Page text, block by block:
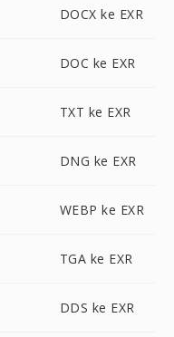
DOCX ke EXR
DOC ke EXR
TXT ke EXR
DNG ke EXR
WEBP ke EXR
TGA ke EXR
DDS ke EXR